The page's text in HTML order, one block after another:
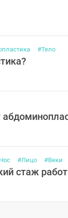
#Тело
#Лицо #Веки
стаж